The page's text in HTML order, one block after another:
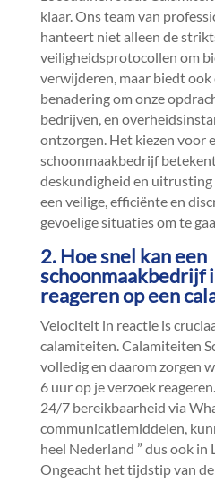
klaar.​ Ons team van
hanteert niet alleen de
veiligheidsprotocollen om
verwijderen, maar biedt
benadering om onze
bedrijven, en
ontzorgen.​ Het kiezen voor
schoonmaakbedrijf
deskundigheid en
een veilige, efficiënte en
gevoelige situaties om te
2.​ Hoe snel kan een
schoonmaakbedrijf
reageren op een
Velociteit in reactie is
calamiteiten.​ Calamiteiten
volledig en daarom zorgen
6 uur op je verzoek
24/7 bereikbaarheid via
communicatiemiddelen,
heel Nederland ” dus ook in
Ongeacht het tijdstip van